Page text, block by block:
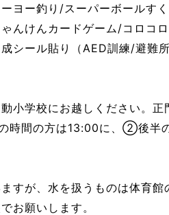
ヨー釣り/スーパーボールす
んけんカードゲーム/コロコ
シール貼り（AED訓練/避難
小学校にお越しください。
間の方は13:00に、②後半の
すが、水を扱うものは体育館
お願いします。